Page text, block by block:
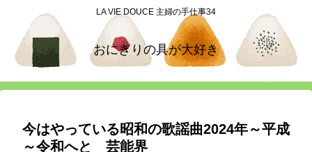
LA VIE DOUCE 主婦の手仕事34
おにぎりの具が大好き
今はやっている昭和の歌謡曲2024年～平成
～令和へと 芸能界